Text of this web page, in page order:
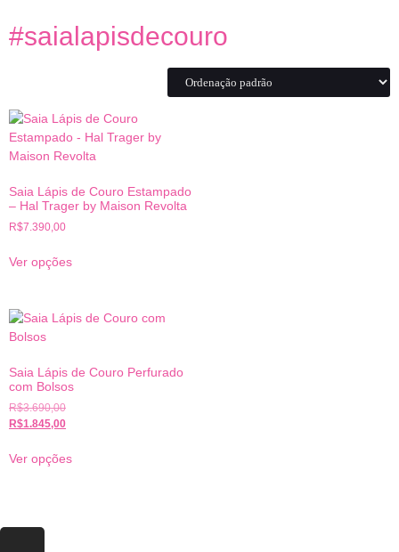
#saialapisdecouro
Saia Lápis de Couro Estampado
– Hal Trager by Maison Revolta
R$7.390,00
Ver opções
Saia Lápis de Couro Perfurado
com Bolsos
R$3.690,00
R$1.845,00
Ver opções